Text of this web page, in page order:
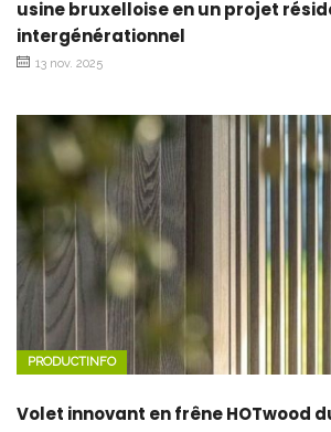
usine bruxelloise en un projet
intergénérationnel
13 nov. 2025
PRODUCTINFO
Volet innovant en frêne HOTwood